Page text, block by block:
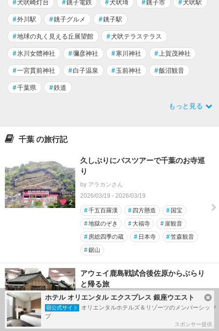
#犬吠崎灯台 #銚子電鉄 #犬吠埼 #銚子市 #犬吠駅
#外川駅 #銚子グルメ #銚子駅
#地球の丸く見える丘展望館 #犬吠テラステラス
#氷川女體神社 #彌彦神社 #寒川神社 #上賀茂神社
#一宮貫前神社 # 白子温泉 # 玉前神社 #飯沼観音
#千葉県 #鉄道
もっと見る
千葉 の旅行記
2
久しぶりにバスツアーで千葉のお寺巡
り
by アラカンさん
2026/03/19 - 2026/03/19
#千五百羅漢 # 四方懸造 # 国宝
#地獄のぞき # 大福寺 # 崖観音
# 房総四季の蔵 # 日本寺 #笠森観音
#鋸山
アウェイ鹿島戦試合後佐原からぶらり
と帰る旅
by TakoManさん
2026/02/14 - 2026/02/15
マリノス
ホテル オリエンタル エクスプレス 銀座ウエスト
宿公式サイト
オリエンタルホテルズ＆リゾーツのメンバーシッ
プ
スポンサー提供